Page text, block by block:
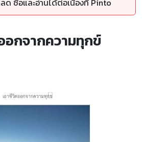
ด ซื้อและอ่านได้ต่อเนื่องที่ Pinto
อกจากความทุกข์